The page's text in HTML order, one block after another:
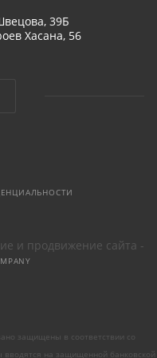
39Б
Хасана, 56
и продвижение сайта -
защищены в соответствии со
вводятся на защищенной банковской